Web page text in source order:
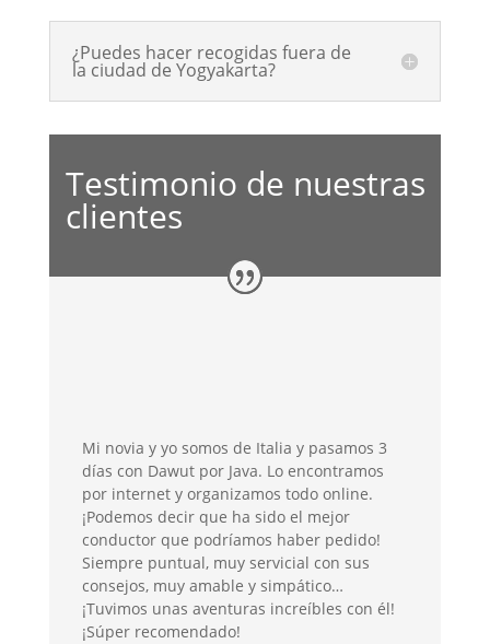
¿Puedes hacer recogidas fuera de
la ciudad de Yogyakarta?
Testimonio de nuestras
clientes
Mi novia y yo somos de Italia y pasamos 3
días con Dawut por Java. Lo encontramos
por internet y organizamos todo online.
¡Podemos decir que ha sido el mejor
conductor que podríamos haber pedido!
Siempre puntual, muy servicial con sus
consejos, muy amable y simpático…
¡Tuvimos unas aventuras increíbles con él!
¡Súper recomendado!